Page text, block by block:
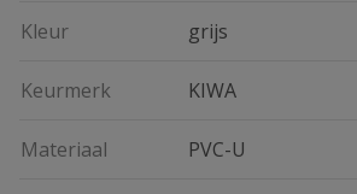
Kleur grijs
Keurmerk KIWA
Materiaal PVC-U